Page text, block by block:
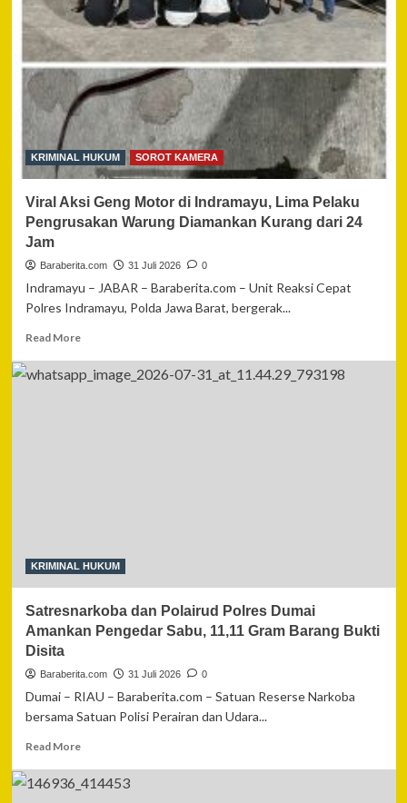
Pasar
Sepinggan
Balikpapan,
Ratusan
Lapak
Hangus
Terbakar
KRIMINAL HUKUM SOROT KAMERA
Viral Aksi Geng Motor di Indramayu, Lima Pelaku
Pengrusakan Warung Diamankan Kurang dari 24
Jam
Baraberita.com 31 Juli 2026 0
Indramayu – JABAR – Baraberita.com – Unit Reaksi Cepat
Polres Indramayu, Polda Jawa Barat, bergerak...
Read MoreRead
about
Viral
Diamankan
Kurang
24
Jam
KRIMINAL HUKUM
Satresnarkoba dan Polairud Polres Dumai
Amankan Pengedar Sabu, 11,11 Gram Barang Bukti
Disita
Baraberita.com 31 Juli 2026 0
Dumai – RIAU – Baraberita.com – Satuan Reserse Narkoba
bersama Satuan Polisi Perairan dan Udara...
Read MoreRead
about
Satresnarkoba